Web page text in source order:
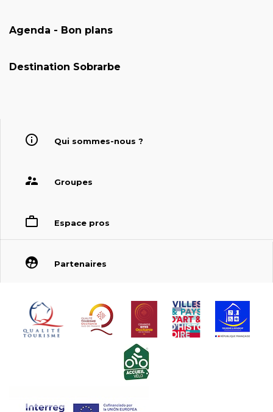
Agenda - Bon plans
Destination Sobrarbe
Qui sommes-nous ?
Groupes
Espace pros
Partenaires